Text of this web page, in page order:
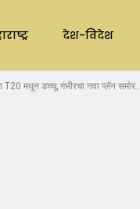
देश-विदेश
T20 मधून डच्चू; गंभीरचा नवा प्लॅन समोर..